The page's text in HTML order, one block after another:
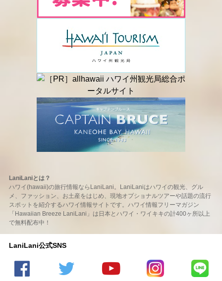
LaniLaniとは？
ハワイ(hawaii)の旅行情報ならLaniLani。LaniLaniはハワイの観光、グル
メ、ファッション、お土産をはじめ、現地オプショナルツアーや話題の流行
スポットを紹介するハワイ情報サイトです。ハワイ情報フリーマガジン
「Hawaiian Breeze LaniLani」は日本とハワイ・ワイキキの計400ヶ所以上
で無料配布中！
LaniLani公式SNS